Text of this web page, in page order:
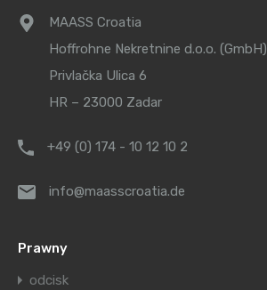
MAASS Croatia
Hoffrohne Nekretnine d.o.o. (GmbH)
Privlačka Ulica 6
HR – 23000 Zadar
+49 (0) 174 - 10 12 10 2
info@maasscroatia.de
Prawny
odcisk